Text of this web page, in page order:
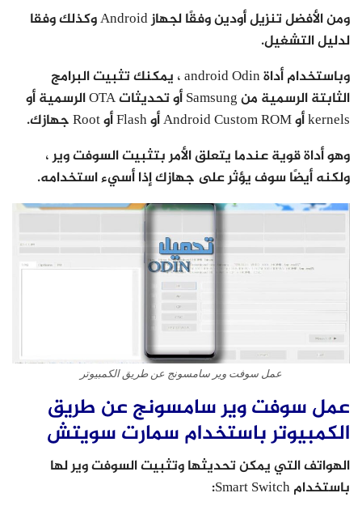
ومن الأفضل تنزيل أودين وفقًا لجهاز Android وكذلك وفقا
لدليل التشغيل.
وباستخدام أداة android Odin ، يمكنك تثبيت البرامج
الثابتة الرسمية من Samsung أو تحديثات OTA الرسمية أو
kernels أو Android Custom ROM أو Flash أو Root جهازك.
وهو أداة قوية عندما يتعلق الأمر بتثبيت السوفت وير ،
ولكنه أيضًا سوف يؤثر على جهازك إذا أسيء استخدامه.
عمل سوفت وير سامسونج عن طريق الكمبيوتر
عمل سوفت وير سامسونج عن طريق
الكمبيوتر باستخدام سمارت سويتش
الهواتف التي يمكن تحديثها وتثبيت السوفت وير لها
باستخدام Smart Switch: